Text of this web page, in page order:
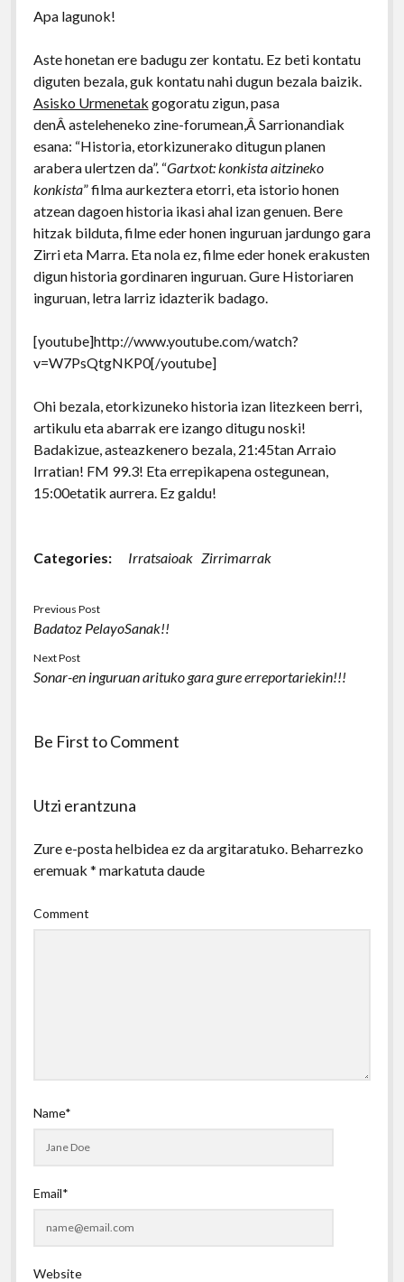
Apa lagunok!
Aste honetan ere badugu zer kontatu. Ez beti kontatu
diguten bezala, guk kontatu nahi dugun bezala baizik.
Asisko Urmenetak gogoratu zigun, pasa
denÂ asteleheneko zine-forumean,Â Sarrionandiak
esana: “Historia, etorkizunerako ditugun planen
arabera ulertzen da”. “Gartxot: konkista aitzineko
konkista” filma aurkeztera etorri, eta istorio honen
atzean dagoen historia ikasi ahal izan genuen. Bere
hitzak bilduta, filme eder honen inguruan jardungo gara
Zirri eta Marra. Eta nola ez, filme eder honek erakusten
digun historia gordinaren inguruan. Gure Historiaren
inguruan, letra larriz idazterik badago.
[youtube]http://www.youtube.com/watch?
v=W7PsQtgNKP0[/youtube]
Ohi bezala, etorkizuneko historia izan litezkeen berri,
artikulu eta abarrak ere izango ditugu noski!
Badakizue, asteazkenero bezala, 21:45tan Arraio
Irratian! FM 99.3! Eta errepikapena ostegunean,
15:00etatik aurrera. Ez galdu!
Categories: Irratsaioak Zirrimarrak
Previous Post
Badatoz PelayoSanak!!
Next Post
Sonar-en inguruan arituko gara gure erreportariekin!!!
Be First to Comment
Utzi erantzuna
Zure e-posta helbidea ez da argitaratuko. Beharrezko
eremuak * markatuta daude
Comment
Name*
Email*
Website